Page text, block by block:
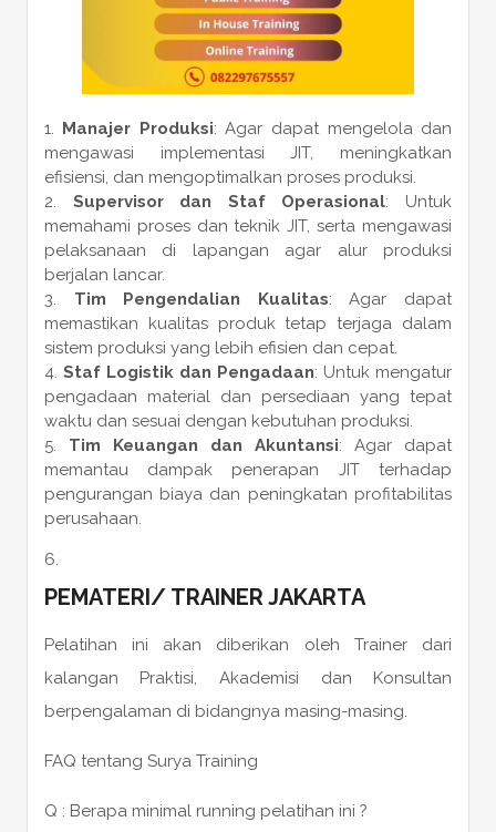
Manajer Produksi: Agar dapat mengelola dan
mengawasi implementasi JIT, meningkatkan
efisiensi, dan mengoptimalkan proses produksi.
Supervisor dan Staf Operasional: Untuk
memahami proses dan teknik JIT, serta mengawasi
pelaksanaan di lapangan agar alur produksi
berjalan lancar.
Tim Pengendalian Kualitas: Agar dapat
memastikan kualitas produk tetap terjaga dalam
sistem produksi yang lebih efisien dan cepat.
Staf Logistik dan Pengadaan: Untuk mengatur
pengadaan material dan persediaan yang tepat
waktu dan sesuai dengan kebutuhan produksi.
Tim Keuangan dan Akuntansi: Agar dapat
memantau dampak penerapan JIT terhadap
pengurangan biaya dan peningkatan profitabilitas
perusahaan.
PEMATERI/ TRAINERJAKARTA
Pelatihan ini akan diberikan oleh Trainer dari
kalangan Praktisi, Akademisi dan Konsultan
berpengalaman di bidangnya masing-masing.
FAQ tentang Surya Training
Q : Berapa minimal running pelatihan ini ?